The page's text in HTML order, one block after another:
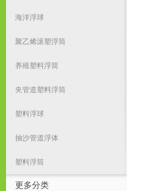
海洋浮球
聚乙烯滚塑浮筒
养殖塑料浮筒
夹管道塑料浮筒
塑料浮球
抽沙管道浮体
塑料浮筒
更多分类